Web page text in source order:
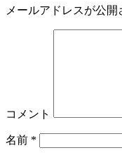
メールアドレスが公開
コメント
名前 *